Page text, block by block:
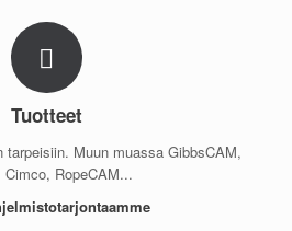
Tuotteet
tarpeisiin. Muun muassa GibbsCAM,
Cimco, RopeCAM...